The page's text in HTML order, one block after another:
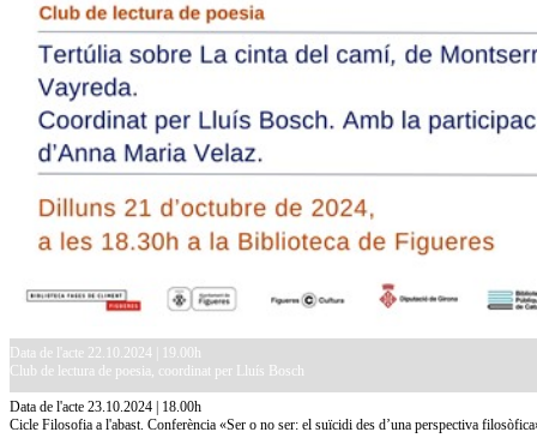
Data de l'acte 22.10.2024 | 19.00h
Club de lectura de poesia, coordinat per Lluís Bosch
Data de l'acte 23.10.2024 | 18.00h
Cicle Filosofia a l'abast. Conferència «Ser o no ser: el suïcidi des d’una perspectiva